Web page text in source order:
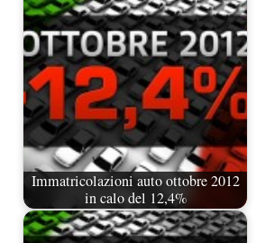
Immatricolazioni auto ottobre 2012
in calo del 12,4%